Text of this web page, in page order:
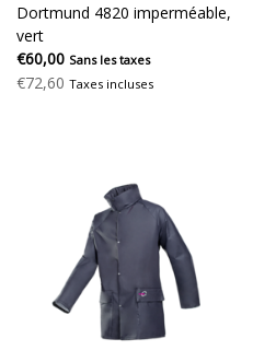
Dortmund 4820 imperméable,
vert
€60,00 Sans les taxes
€72,60 Taxes incluses